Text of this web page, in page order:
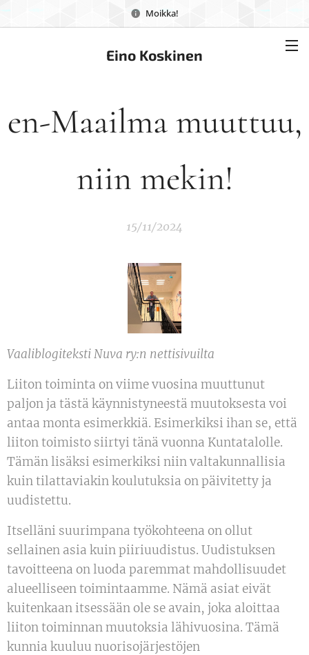
Moikka!
Eino Koskinen
en-Maailma muuttuu,
niin mekin!
15/11/2024
Vaaliblogiteksti Nuva ry:n nettisivuilta
Liiton toiminta on viime vuosina muuttunut
paljon ja tästä käynnistyneestä muutoksesta voi
antaa monta esimerkkiä. Esimerkiksi ihan se, että
liiton toimisto siirtyi tänä vuonna Kuntatalolle.
Tämän lisäksi esimerkiksi niin valtakunnallisia
kuin tilattaviakin koulutuksia on päivitetty ja
uudistettu.
Itselläni suurimpana työkohteena on ollut
sellainen asia kuin piiriuudistus. Uudistuksen
tavoitteena on luoda paremmat mahdollisuudet
alueelliseen toimintaamme. Nämä asiat eivät
kuitenkaan itsessään ole se avain, joka aloittaa
liiton toiminnan muutoksia lähivuosina. Tämä
kunnia kuuluu nuorisojärjestöjen